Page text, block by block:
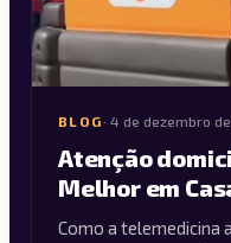
BLOG · 4 de dezembro
Atenção
Melhor em
Como a telemedicina